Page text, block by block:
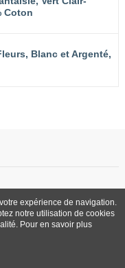
Coton
Blanc et Argenté,
expérience de navigation.
notre utilisation de cookies
Pour en savoir plus